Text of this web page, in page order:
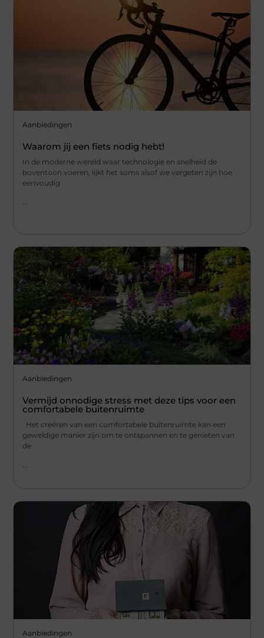
Aanbiedingen
Waarom jij een fiets nodig hebt!
In de moderne wereld waar technologie en snelheid de
boventoon voeren, lijkt het soms alsof we vergeten zijn hoe
eenvoudig
...
Aanbiedingen
Vermijd onnodige stress met deze tips voor een
comfortabele buitenruimte
Het creëren van een comfortabele buitenruimte kan een
geweldige manier zijn om te ontspannen en te genieten van
de
Aanbiedingen